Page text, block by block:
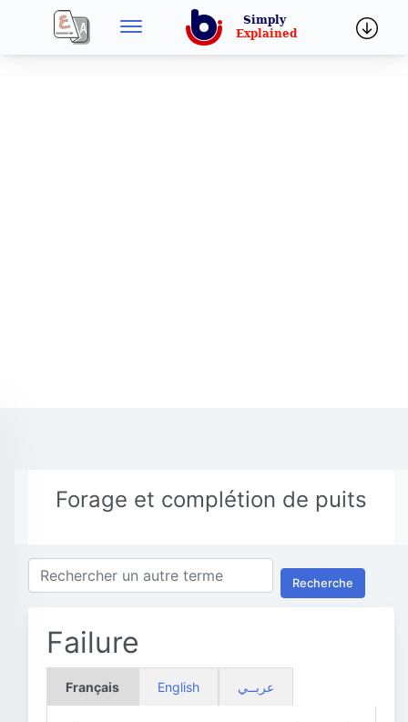
Forage et complétion de puits
Recherche
Failure
Français English عربــي